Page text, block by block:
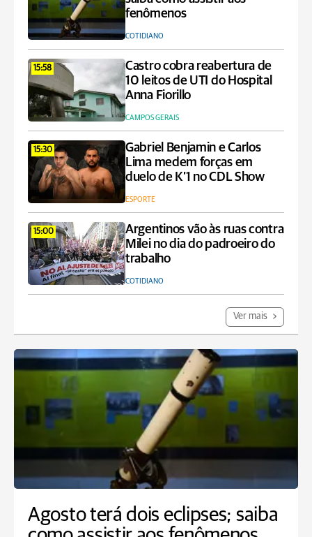
fenômenos
COTIDIANO
15:58
Castro cobra reabertura de
10 leitos de UTI do Hospital
Anna Fiorillo
CAMPOS GERAIS
15:30
Gabriel Benjamin e Carlos
Lima medem forças em
duelo de K’1 no CDL Show
ESPORTE
15:00
Argentinos vão às ruas contra
Milei no dia do padroeiro do
trabalho
COTIDIANO
Ver mais
Agosto terá dois eclipses; saiba